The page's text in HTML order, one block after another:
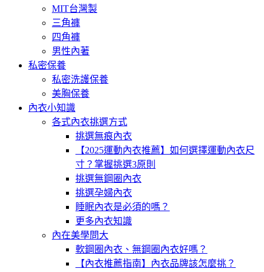
MIT台灣製
三角褲
四角褲
男性內著
私密保養
私密洗護保養
美胸保養
內衣小知識
各式內衣挑選方式
挑選無痕內衣
【2025運動內衣推薦】如何選擇運動內衣尺
寸？掌握挑選3原則
挑選無鋼圈內衣
挑選孕婦內衣
睡眠內衣是必須的嗎？
更多內衣知識
內在美學問大
軟鋼圈內衣、無鋼圈內衣好嗎？
【內衣推薦指南】內衣品牌該怎麼挑？